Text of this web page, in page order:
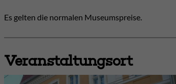
Es gelten die normalen Museumspreise.
Veranstaltungsort